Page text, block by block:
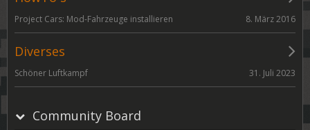
Project Cars: Mod-Fahrzeuge installieren 8. März 2016
Diverses
Schöner Luftkampf 31. Juli 2023
Community Board